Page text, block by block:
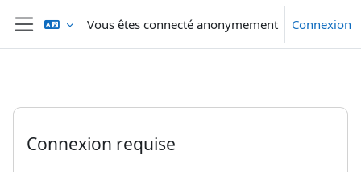
Passer au contenu principal
Panneau latéral
Vous êtes connecté anonymement Connexion
Connexion requise